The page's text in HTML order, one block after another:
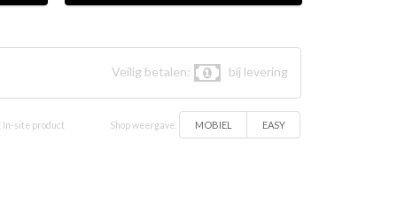
Veilig betalen: bij levering
In-site product Shop weergave: MOBIEL EASY